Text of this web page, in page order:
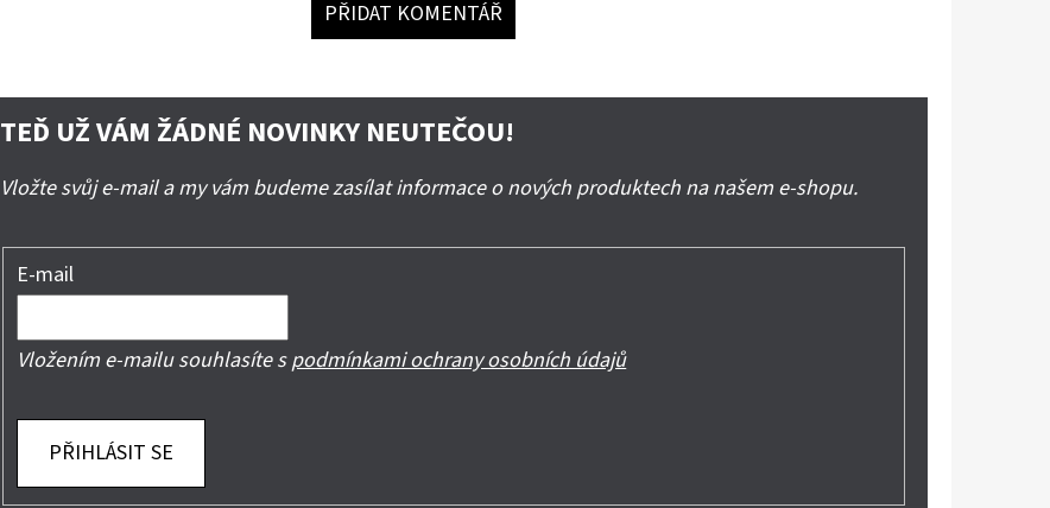
PŘIDAT KOMENTÁŘ
TEĎ UŽ VÁM ŽÁDNÉ NOVINKY NEUTEČOU!
Vložte svůj e-mail a my vám budeme zasílat informace o nových produktech na našem e-shopu.
E-mail
Vložením e-mailu souhlasíte spodmínkami ochrany osobních údajů
PŘIHLÁSIT SE